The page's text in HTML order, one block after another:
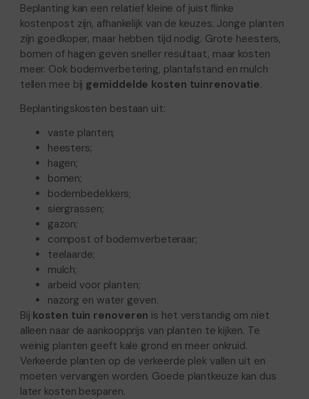
Beplanting kan een relatief kleine of juist flinke
kostenpost zijn, afhankelijk van de keuzes. Jonge planten
zijn goedkoper, maar hebben tijd nodig. Grote heesters,
bomen of hagen geven sneller resultaat, maar kosten
meer. Ook bodemverbetering, plantafstand en mulch
tellen mee bij gemiddelde kosten tuinrenovatie.
Beplantingskosten bestaan uit:
vaste planten;
heesters;
hagen;
bomen;
bodembedekkers;
siergrassen;
gazon;
compost of bodemverbeteraar;
teelaarde;
mulch;
arbeid voor planten;
nazorg en water geven.
Bij kosten tuin renoveren is het verstandig om niet
alleen naar de aankoopprijs van planten te kijken. Te
weinig planten geeft kale grond en meer onkruid.
Verkeerde planten op de verkeerde plek vallen uit en
moeten vervangen worden. Goede plantkeuze kan dus
later kosten besparen.